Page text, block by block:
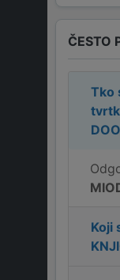
ČESTO
Tko
DOO
Koji